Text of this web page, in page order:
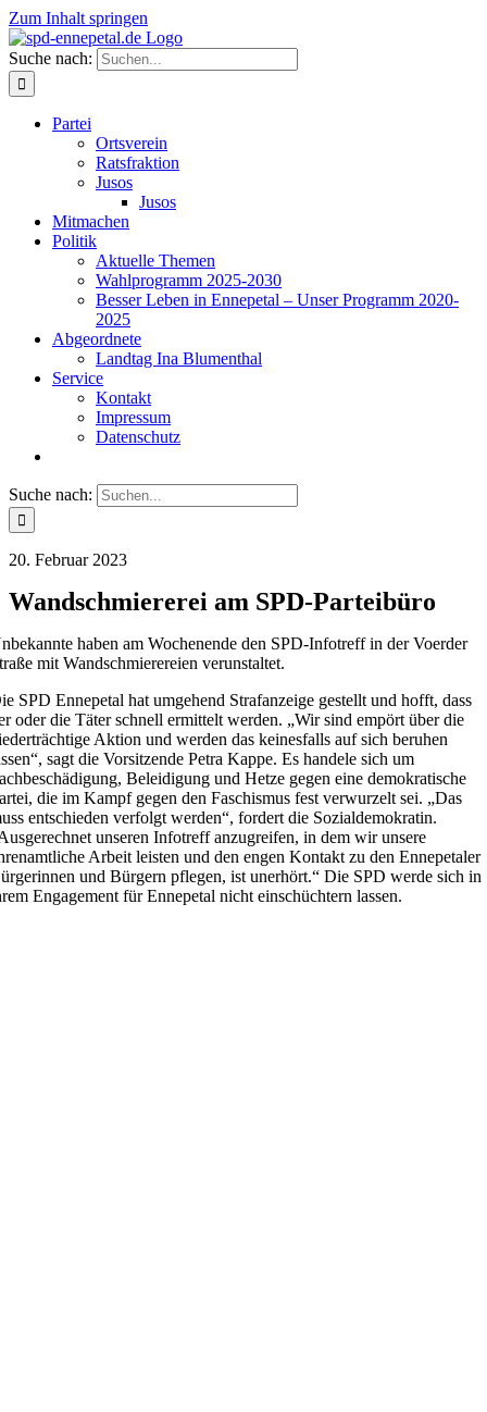
Zum Inhalt springen
Suche nach:
Partei
Ortsverein
Ratsfraktion
Jusos
Jusos
Mitmachen
Politik
Aktuelle Themen
Wahlprogramm 2025-2030
Besser Leben in Ennepetal – Unser Programm 2020-
2025
Abgeordnete
Landtag Ina Blumenthal
Service
Kontakt
Impressum
Datenschutz
Suche nach:
20. Februar 2023
Wandschmiererei am SPD-Parteibüro
haben am Wochenende den SPD-Infotreff in der Voerder
mit Wandschmierereien verunstaltet.
SPD Ennepetal hat umgehend Strafanzeige gestellt und hofft, dass
oder die Täter schnell ermittelt werden. „Wir sind empört über die
Aktion und werden das keinesfalls auf sich beruhen
sagt die Vorsitzende Petra Kappe. Es handele sich um
Beleidigung und Hetze gegen eine demokratische
die im Kampf gegen den Faschismus fest verwurzelt sei. „Das
entschieden verfolgt werden“, fordert die Sozialdemokratin.
unseren Infotreff anzugreifen, in dem wir unsere
Arbeit leisten und den engen Kontakt zu den Ennepetaler
und Bürgern pflegen, ist unerhört.“ Die SPD werde sich in
Engagement für Ennepetal nicht einschüchtern lassen.